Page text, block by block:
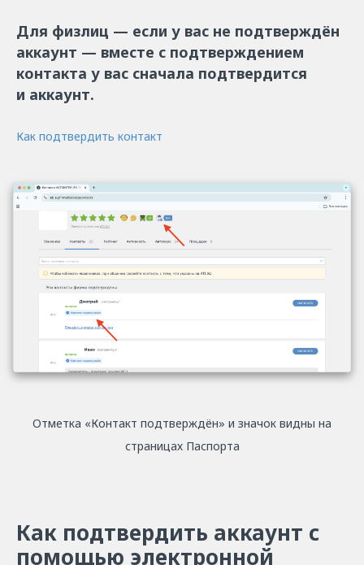
Для физлиц — если у вас не подтверждён
аккаунт — вместе с подтверждением
контакта у вас сначала подтвердится
и аккаунт.
Как подтвердить контакт
Отметка «Контакт подтверждён» и значок видны на
страницах Паспорта
Как подтвердить аккаунт с
помощью электронной